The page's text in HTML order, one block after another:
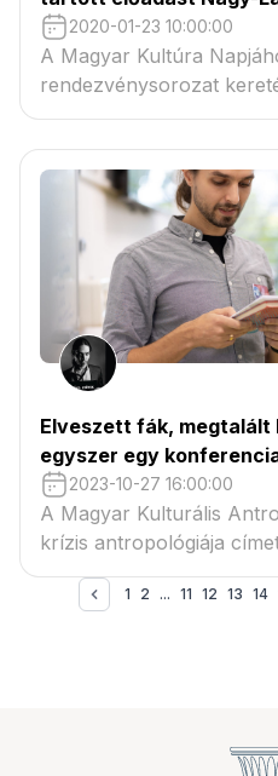
2020-01-23 10:00:00
A Magyar Kultúra
rendezvénysorozat
2020. január 23-án
Mihály Múzeum
„Közösség és régészet
Elveszett fák, megtalált
egyszer egy
2023-10-27 16:00:00
A Magyar Kulturális
krízis antropológiája
Nagy-Laczkó Balázs
mementók? Emlékőrző
1 2 ... 11 12 13 14